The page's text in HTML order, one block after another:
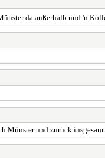
da außerhalb und 'n
Münster und zurück